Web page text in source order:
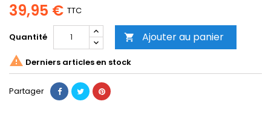
39,95 € TTC
Quantité  Ajouter au panier
 Derniers articles en stock
Partager